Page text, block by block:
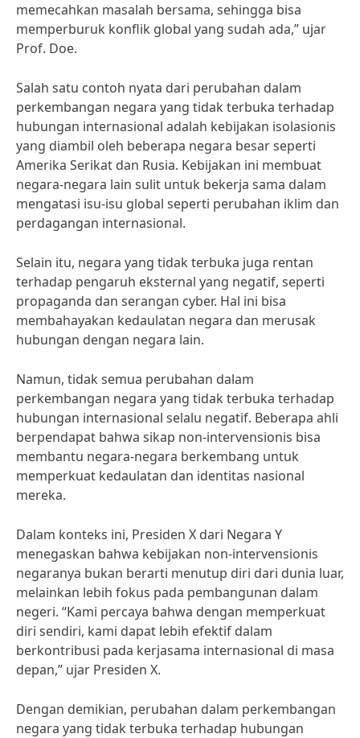
memecahkan masalah bersama, sehingga bisa
memperburuk konflik global yang sudah ada,” ujar
Prof. Doe.
Salah satu contoh nyata dari perubahan dalam
perkembangan negara yang tidak terbuka terhadap
hubungan internasional adalah kebijakan isolasionis
yang diambil oleh beberapa negara besar seperti
Amerika Serikat dan Rusia. Kebijakan ini membuat
negara-negara lain sulit untuk bekerja sama dalam
mengatasi isu-isu global seperti perubahan iklim dan
perdagangan internasional.
Selain itu, negara yang tidak terbuka juga rentan
terhadap pengaruh eksternal yang negatif, seperti
propaganda dan serangan cyber. Hal ini bisa
membahayakan kedaulatan negara dan merusak
hubungan dengan negara lain.
Namun, tidak semua perubahan dalam
perkembangan negara yang tidak terbuka terhadap
hubungan internasional selalu negatif. Beberapa ahli
berpendapat bahwa sikap non-intervensionis bisa
membantu negara-negara berkembang untuk
memperkuat kedaulatan dan identitas nasional
mereka.
Dalam konteks ini, Presiden X dari Negara Y
menegaskan bahwa kebijakan non-intervensionis
negaranya bukan berarti menutup diri dari dunia luar,
melainkan lebih fokus pada pembangunan dalam
negeri. “Kami percaya bahwa dengan memperkuat
diri sendiri, kami dapat lebih efektif dalam
berkontribusi pada kerjasama internasional di masa
depan,” ujar Presiden X.
Dengan demikian, perubahan dalam perkembangan
negara yang tidak terbuka terhadap hubungan